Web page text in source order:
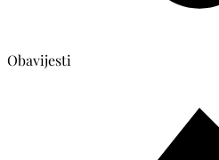
Obavijesti